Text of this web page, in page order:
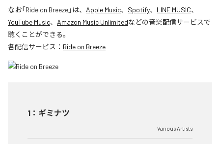
なお「Ride on Breeze」は、 Apple Music、 Spotify、 LINE MUSIC、
YouTube Music、 Amazon Music Unlimitedなどの音楽配信サービスで
聴くことができる。
各配信サービス： Ride on Breeze
1 ： ギミナツ
Various Artists